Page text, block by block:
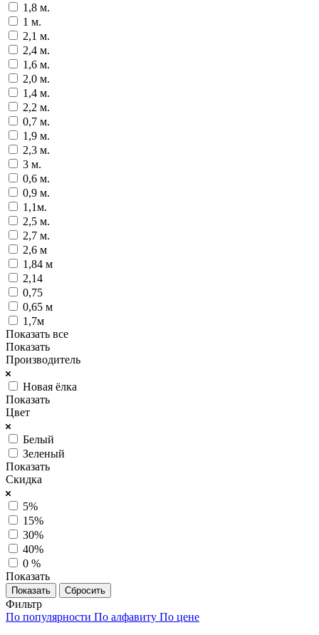
1,8 м.
1 м.
2,1 м.
2,4 м.
1,6 м.
2,0 м.
1,4 м.
2,2 м.
0,7 м.
1,9 м.
2,3 м.
3 м.
0,6 м.
0,9 м.
1,1м.
2,5 м.
2,7 м.
2,6 м
1,84 м
2,14
0,75
0,65 м
1,7м
Показать все
Показать
Производитель
Новая ёлка
Показать
Цвет
Белый
Зеленый
Показать
Скидка
5%
15%
30%
40%
0 %
Показать
Сбросить
Фильтр
По популярности По алфавиту По цене